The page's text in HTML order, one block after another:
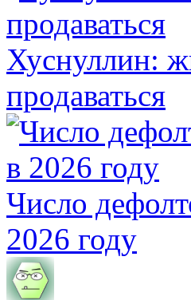
Хуснуллин:
продаваться
Число
2026 году